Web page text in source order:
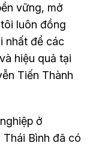
vững, mở
luôn đồng
nhất để các
hiệu quả tại
Tiến Thành
ở
Bình đã có